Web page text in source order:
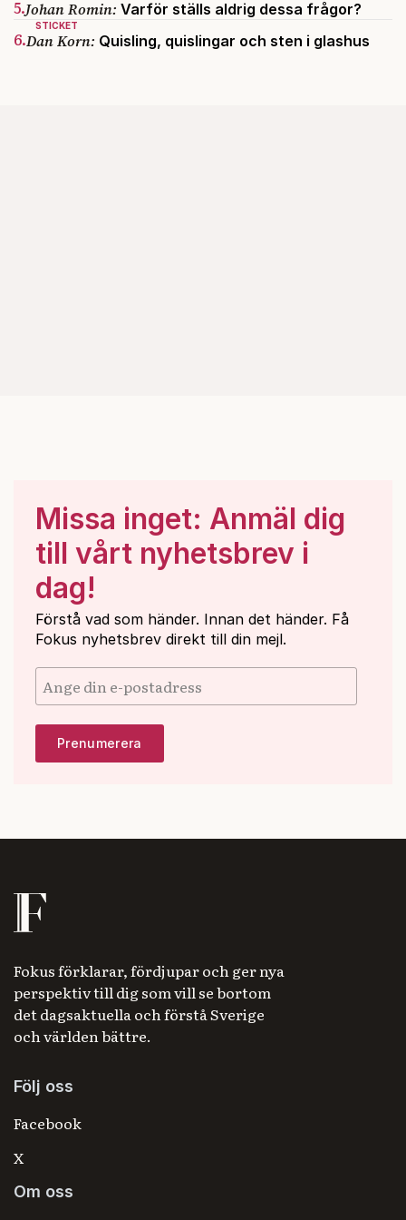
5.Johan Romin: Varför ställs aldrig dessa frågor?
STICKET
6.Dan Korn: Quisling, quislingar och sten i glashus
Missa inget: Anmäl dig
till vårt nyhetsbrev i
dag!
Förstå vad som händer. Innan det händer. Få
Fokus nyhetsbrev direkt till din mejl.
Fokus förklarar, fördjupar och ger nya
perspektiv till dig som vill se bortom
det dagsaktuella och förstå Sverige
och världen bättre.
Följ oss
Facebook
X
Om oss